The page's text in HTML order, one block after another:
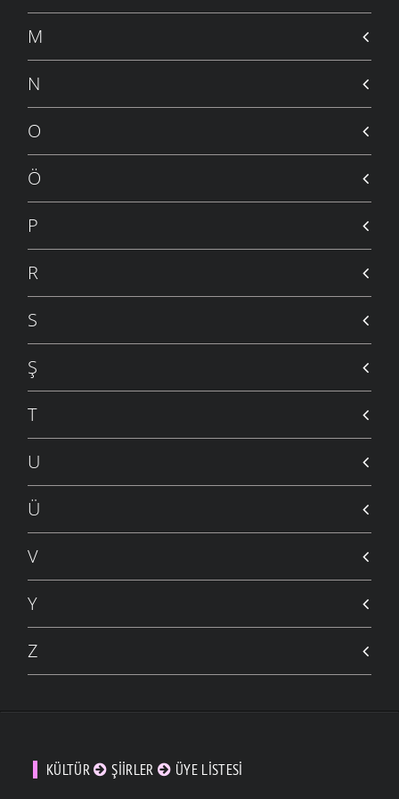
M
N
O
Ö
P
R
S
Ş
T
U
Ü
V
Y
Z
KÜLTÜR ŞIIRLER ÜYE LISTESI